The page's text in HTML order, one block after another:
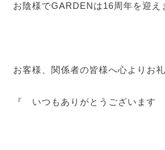
お陰様でGARDENは16周年を迎え
お客様、関係者の皆様へ心よりお
『 いつもありがとうございます